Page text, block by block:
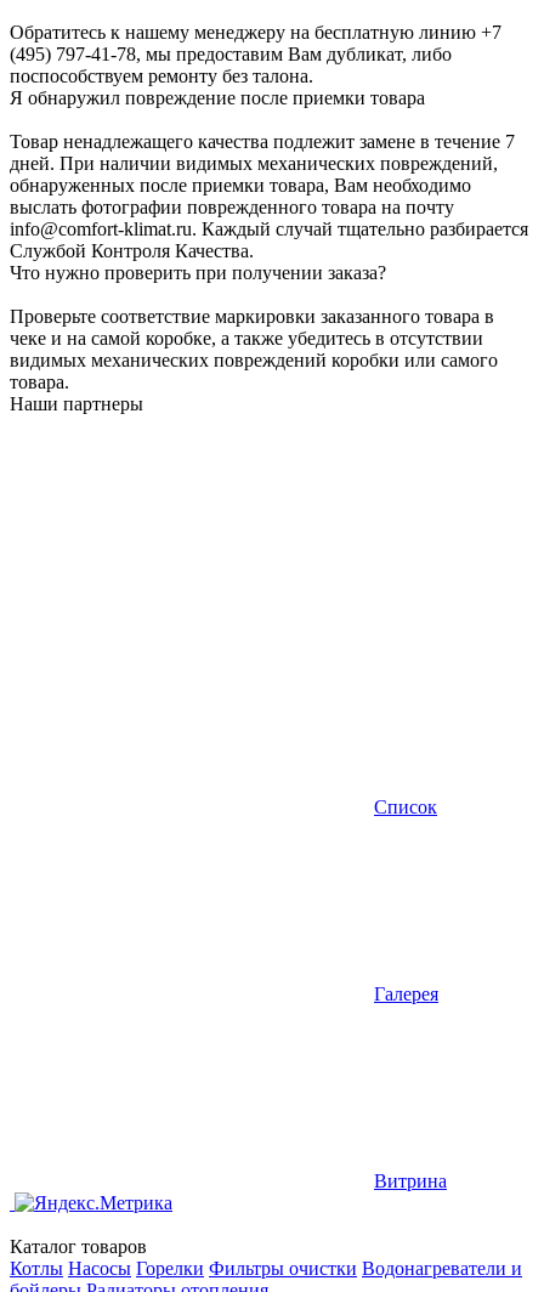
Обратитесь к нашему менеджеру на бесплатную линию +7
(495) 797-41-78, мы предоставим Вам дубликат, либо
поспособствуем ремонту без талона.
Я обнаружил повреждение после приемки товара
Товар ненадлежащего качества подлежит замене в течение 7
дней. При наличии видимых механических повреждений,
обнаруженных после приемки товара, Вам необходимо
выслать фотографии поврежденного товара на почту
info@comfort-klimat.ru. Каждый случай тщательно разбирается
Службой Контроля Качества.
Что нужно проверить при получении заказа?
Проверьте соответствие маркировки заказанного товара в
чеке и на самой коробке, а также убедитесь в отсутствии
видимых механических повреждений коробки или самого
товара.
Наши партнеры
Список
Галерея
Витрина
Каталог товаров
Котлы Насосы Горелки Фильтры очистки Водонагреватели и